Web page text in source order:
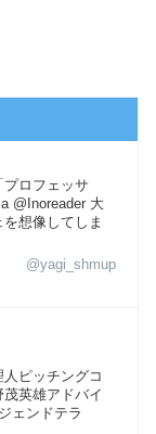
プロフェッサ
@Inoreader 大
想像してしま
@yagi_shmup
ピッチングコ
英雄アドバイ
ェンドテラ